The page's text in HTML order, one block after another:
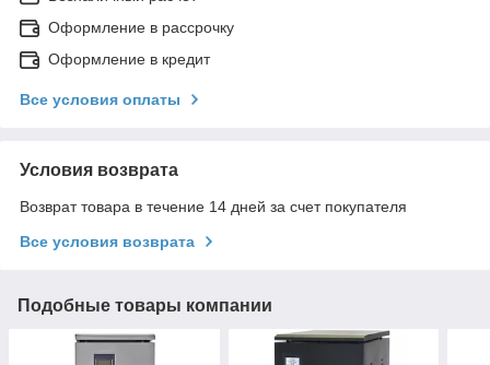
Оформление в рассрочку
Оформление в кредит
Все условия оплаты
Условия возврата
Возврат товара в течение 14 дней за счет покупателя
Все условия возврата
Подобные товары компании